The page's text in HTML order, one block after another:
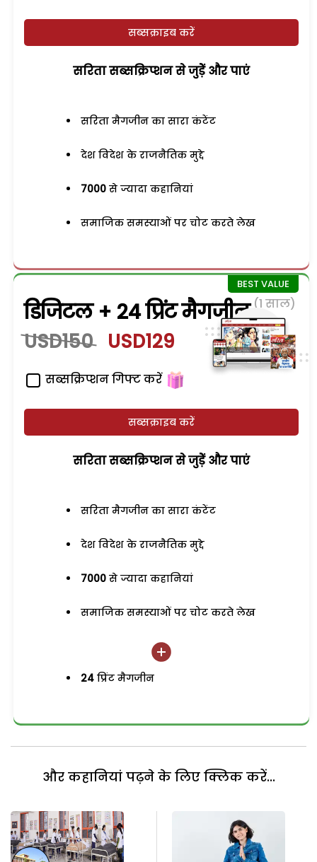
सब्सक्राइब करें
सरिता सब्सक्रिप्शन से जुड़ेें और पाएं
सरिता मैगजीन का सारा कंटेंट
देश विदेश के राजनैतिक मुद्दे
7000 से ज्यादा कहानियां
समाजिक समस्याओं पर चोट करते लेख
डिजिटल + 24 प्रिंट मैगजीन (1 साल)
USD150 USD129
सब्सक्रिप्शन गिफ्ट करें
सब्सक्राइब करें
सरिता सब्सक्रिप्शन से जुड़ेें और पाएं
सरिता मैगजीन का सारा कंटेंट
देश विदेश के राजनैतिक मुद्दे
7000 से ज्यादा कहानियां
समाजिक समस्याओं पर चोट करते लेख
24 प्रिंट मैगजीन
और कहानियां पढ़ने के लिए क्लिक करें...